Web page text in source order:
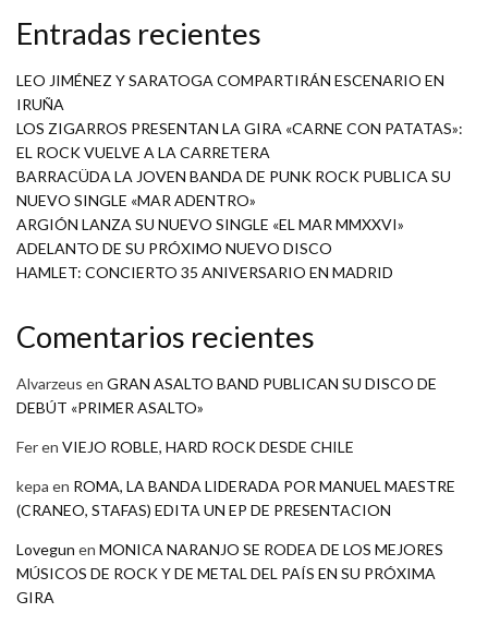
Entradas recientes
LEO JIMÉNEZ Y SARATOGA COMPARTIRÁN ESCENARIO EN
IRUÑA
LOS ZIGARROS PRESENTAN LA GIRA «CARNE CON PATATAS»:
EL ROCK VUELVE A LA CARRETERA
BARRACÜDA LA JOVEN BANDA DE PUNK ROCK PUBLICA SU
NUEVO SINGLE «MAR ADENTRO»
ARGIÓN LANZA SU NUEVO SINGLE «EL MAR MMXXVI»
ADELANTO DE SU PRÓXIMO NUEVO DISCO
HAMLET: CONCIERTO 35 ANIVERSARIO EN MADRID
Comentarios recientes
Alvarzeus en GRAN ASALTO BAND PUBLICAN SU DISCO DE
DEBÚT «PRIMER ASALTO»
Feren VIEJO ROBLE, HARD ROCK DESDE CHILE
kepa en ROMA, LA BANDA LIDERADA POR MANUEL MAESTRE
(CRANEO, STAFAS) EDITA UN EP DE PRESENTACION
Lovegun en MONICA NARANJO SE RODEA DE LOS MEJORES
MÚSICOS DE ROCK Y DE METAL DEL PAÍS EN SU PRÓXIMA
GIRA